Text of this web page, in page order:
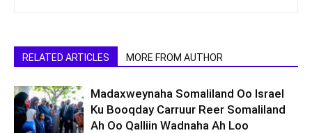
RELATED ARTICLES MORE FROM AUTHOR
Madaxweynaha Somaliland Oo Israel
Ku Booqday Carruur Reer Somaliland
Ah Oo Qalliin Wadnaha Ah Loo